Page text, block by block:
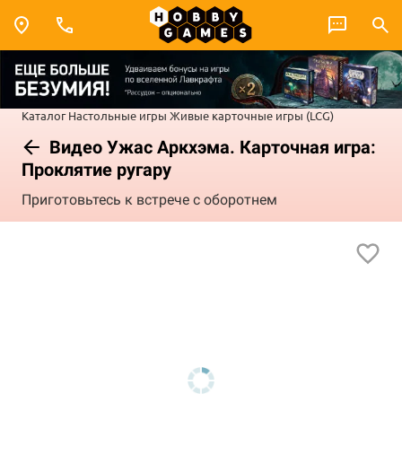
Каталог Настольные игры Живые карточные игры (LCG)
Видео Ужас Аркхэма. Карточная игра:
Проклятие ругару
Приготовьтесь к встрече с оборотнем